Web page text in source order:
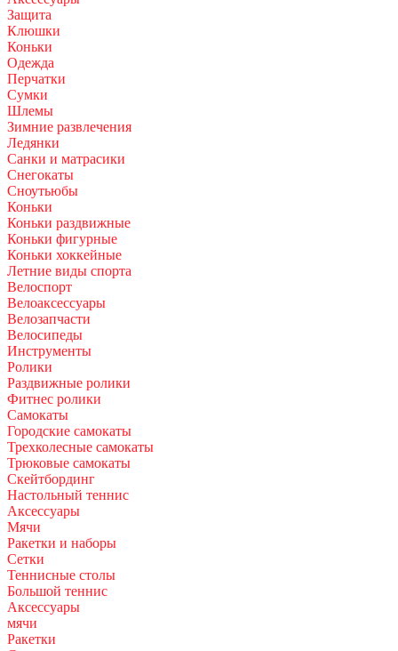
Защита
Клюшки
Коньки
Одежда
Перчатки
Сумки
Шлемы
Зимние развлечения
Ледянки
Санки и матрасики
Снегокаты
Сноутьюбы
Коньки
Коньки раздвижные
Коньки фигурные
Коньки хоккейные
Летние виды спорта
Велоспорт
Велоаксессуары
Велозапчасти
Велосипеды
Инструменты
Ролики
Раздвижные ролики
Фитнес ролики
Самокаты
Городские самокаты
Трехколесные самокаты
Трюковые самокаты
Скейтбординг
Настольный теннис
Аксессуары
Мячи
Ракетки и наборы
Сетки
Теннисные столы
Большой теннис
Аксессуары
мячи
Ракетки